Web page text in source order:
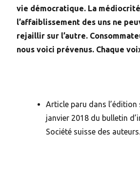
vie démocratique. La
l’affaiblissement des uns ne
rejaillir sur l’autre.
nous voici prévenus. Chaque
Article paru dans l’édition
janvier 2018 du bulletin
Société suisse des auteurs.